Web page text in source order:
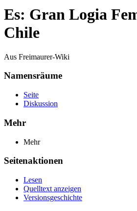
Es: Gran Logia
Chile
Aus Freimaurer-Wiki
Namensräume
Seite
Diskussion
Mehr
Mehr
Seitenaktionen
Lesen
Quelltext anzeigen
Versionsgeschichte